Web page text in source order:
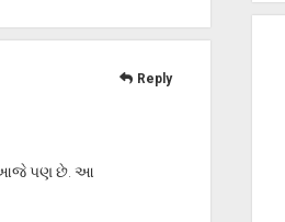
આજે પણ છે. આ
Reply